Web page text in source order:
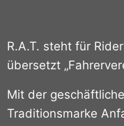
R.A.T. steht für
übersetzt
Mit der
Traditionsmarke